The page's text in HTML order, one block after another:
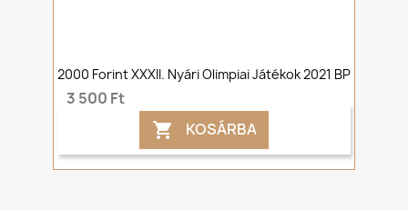
2000 Forint XXXII. Nyári Olimpiai Játékok 2021 BP
3 500 Ft
 KOSÁRBA